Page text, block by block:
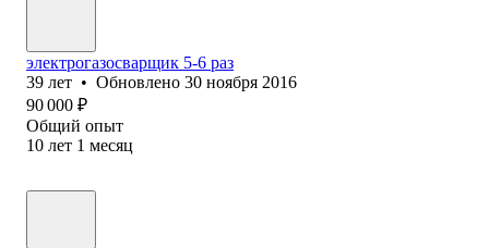
электрогазосварщик 5-6 раз
39 лет • Обновлено 30 ноября 2016
90 000 ₽
Общий опыт
10 лет 1 месяц